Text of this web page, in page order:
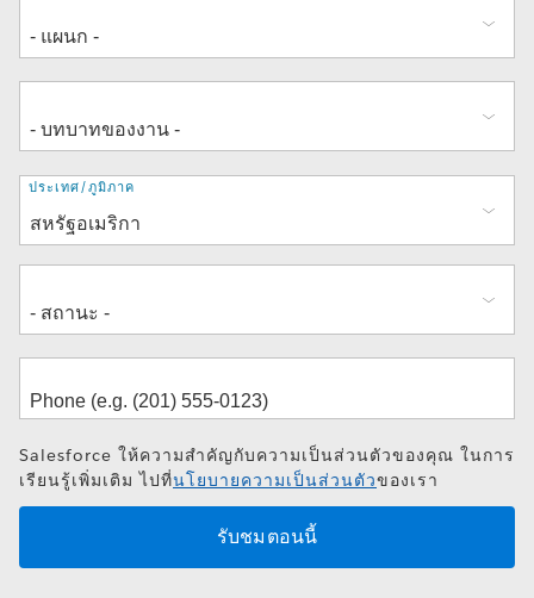
ที่
อยู่
ประเทศ/ภูมิภาค
Salesforce ให้ความสำคัญกับความเป็นส่วนตัวของคุณ ในการ
เรียนรู้เพิ่มเติม ไปที่นโยบายความเป็นส่วนตัวของเรา